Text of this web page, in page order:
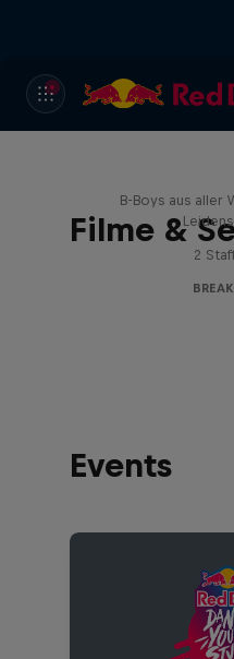
Filme &
B-Boys aus aller
2
Events